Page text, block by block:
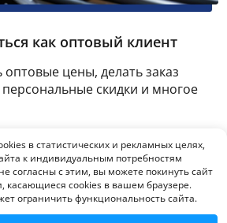
как оптовый клиент
цены, делать заказ
персональные скидки и многое
в статистических и рекламных целях,
к индивидуальным потребностям
согласны с этим, вы можете покинуть сайт
касающиеся cookies в вашем браузере.
ограничить функциональность сайта.